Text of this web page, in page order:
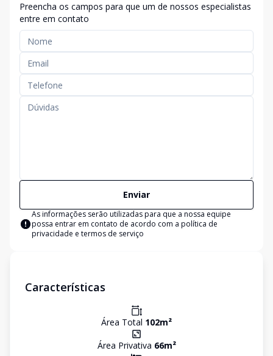
Preencha os campos para que um de nossos especialistas
entre em contato
Enviar
As informações serão utilizadas para que a nossa equipe
possa entrar em contato de acordo com a política de
privacidade e termos de serviço
Características
Área Total 102m²
Área Privativa 66m²